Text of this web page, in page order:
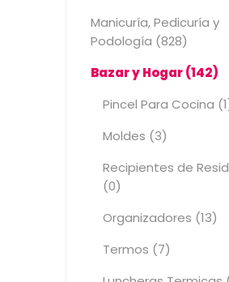
Manicuría, Pedicuría y
Podología (828)
Bazar y Hogar (142)
Pincel Para Cocina
Moldes (3)
Recipientes de
(0)
Organizadores (13)
Termos (7)